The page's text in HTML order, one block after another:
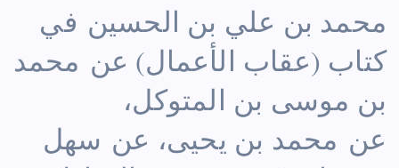
محمد بن علي بن الحسين في
كتاب (عقاب الأعمال) عن محمد
بن موسى بن المتوكل،
عن محمد بن يحيى، عن سهل